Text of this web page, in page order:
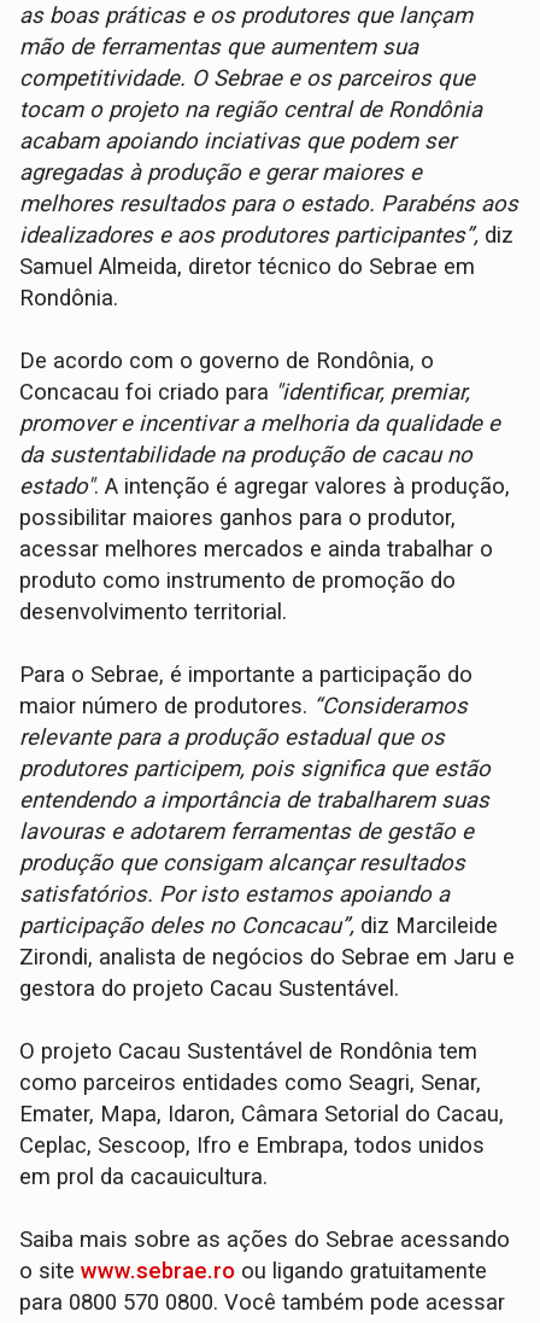
as boas práticas e os produtores que lançam
mão de ferramentas que aumentem sua
competitividade. O Sebrae e os parceiros que
tocam o projeto na região central de Rondônia
acabam apoiando inciativas que podem ser
agregadas à produção e gerar maiores e
melhores resultados para o estado. Parabéns aos
idealizadores e aos produtores participantes”, diz
Samuel Almeida, diretor técnico do Sebrae em
Rondônia.
De acordo com o governo de Rondônia, o
Concacau foi criado para "identificar, premiar,
promover e incentivar a melhoria da qualidade e
da sustentabilidade na produção de cacau no
estado". A intenção é agregar valores à produção,
possibilitar maiores ganhos para o produtor,
acessar melhores mercados e ainda trabalhar o
produto como instrumento de promoção do
desenvolvimento territorial.
Para o Sebrae, é importante a participação do
maior número de produtores. “Consideramos
relevante para a produção estadual que os
produtores participem, pois significa que estão
entendendo a importância de trabalharem suas
lavouras e adotarem ferramentas de gestão e
produção que consigam alcançar resultados
satisfatórios. Por isto estamos apoiando a
participação deles no Concacau”, diz Marcileide
Zirondi, analista de negócios do Sebrae em Jaru e
gestora do projeto Cacau Sustentável.
O projeto Cacau Sustentável de Rondônia tem
como parceiros entidades como Seagri, Senar,
Emater, Mapa, Idaron, Câmara Setorial do Cacau,
Ceplac, Sescoop, Ifro e Embrapa, todos unidos
em prol da cacauicultura.
Saiba mais sobre as ações do Sebrae acessando
o sitewww.sebrae.ro ou ligando gratuitamente
para 0800 570 0800. Você também pode acessar